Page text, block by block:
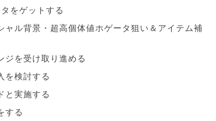
をゲットする
ャル背景・超高個体値ホゲータ狙い＆アイテム補
ジを受け取り進める
を検討する
と実施する
する